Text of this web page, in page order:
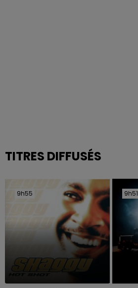
TITRES DIFFUSÉS
9h55
9h55 9h51
9h51